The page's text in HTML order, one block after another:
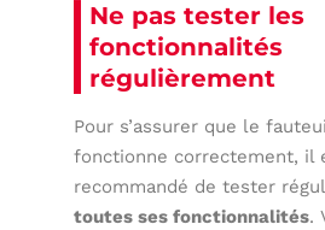
Ne pas tester les
fonctionnalités
régulièrement
Pour s’assurer que le
fonctionne correctement, il
recommandé de tester
toutes ses fonctionnalités.